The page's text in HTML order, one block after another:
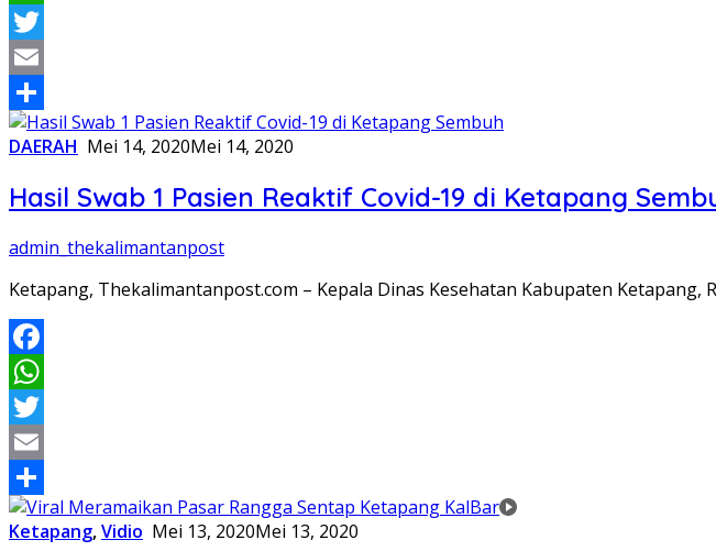
WhatsApp
Twitter
Email
Share
DAERAH Mei 14, 2020Mei 14, 2020
Hasil Swab 1 Pasien Reaktif Covid-19 di Ketapang
admin_thekalimantanpost
Ketapang, Thekalimantanpost.com – Kepala Dinas Kesehatan Kabupaten
Facebook
WhatsApp
Twitter
Email
Share
Ketapang,Vidio Mei 13, 2020Mei 13, 2020